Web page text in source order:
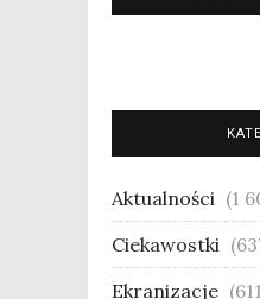
Aktualności (1
Ciekawostki
Ekranizacje